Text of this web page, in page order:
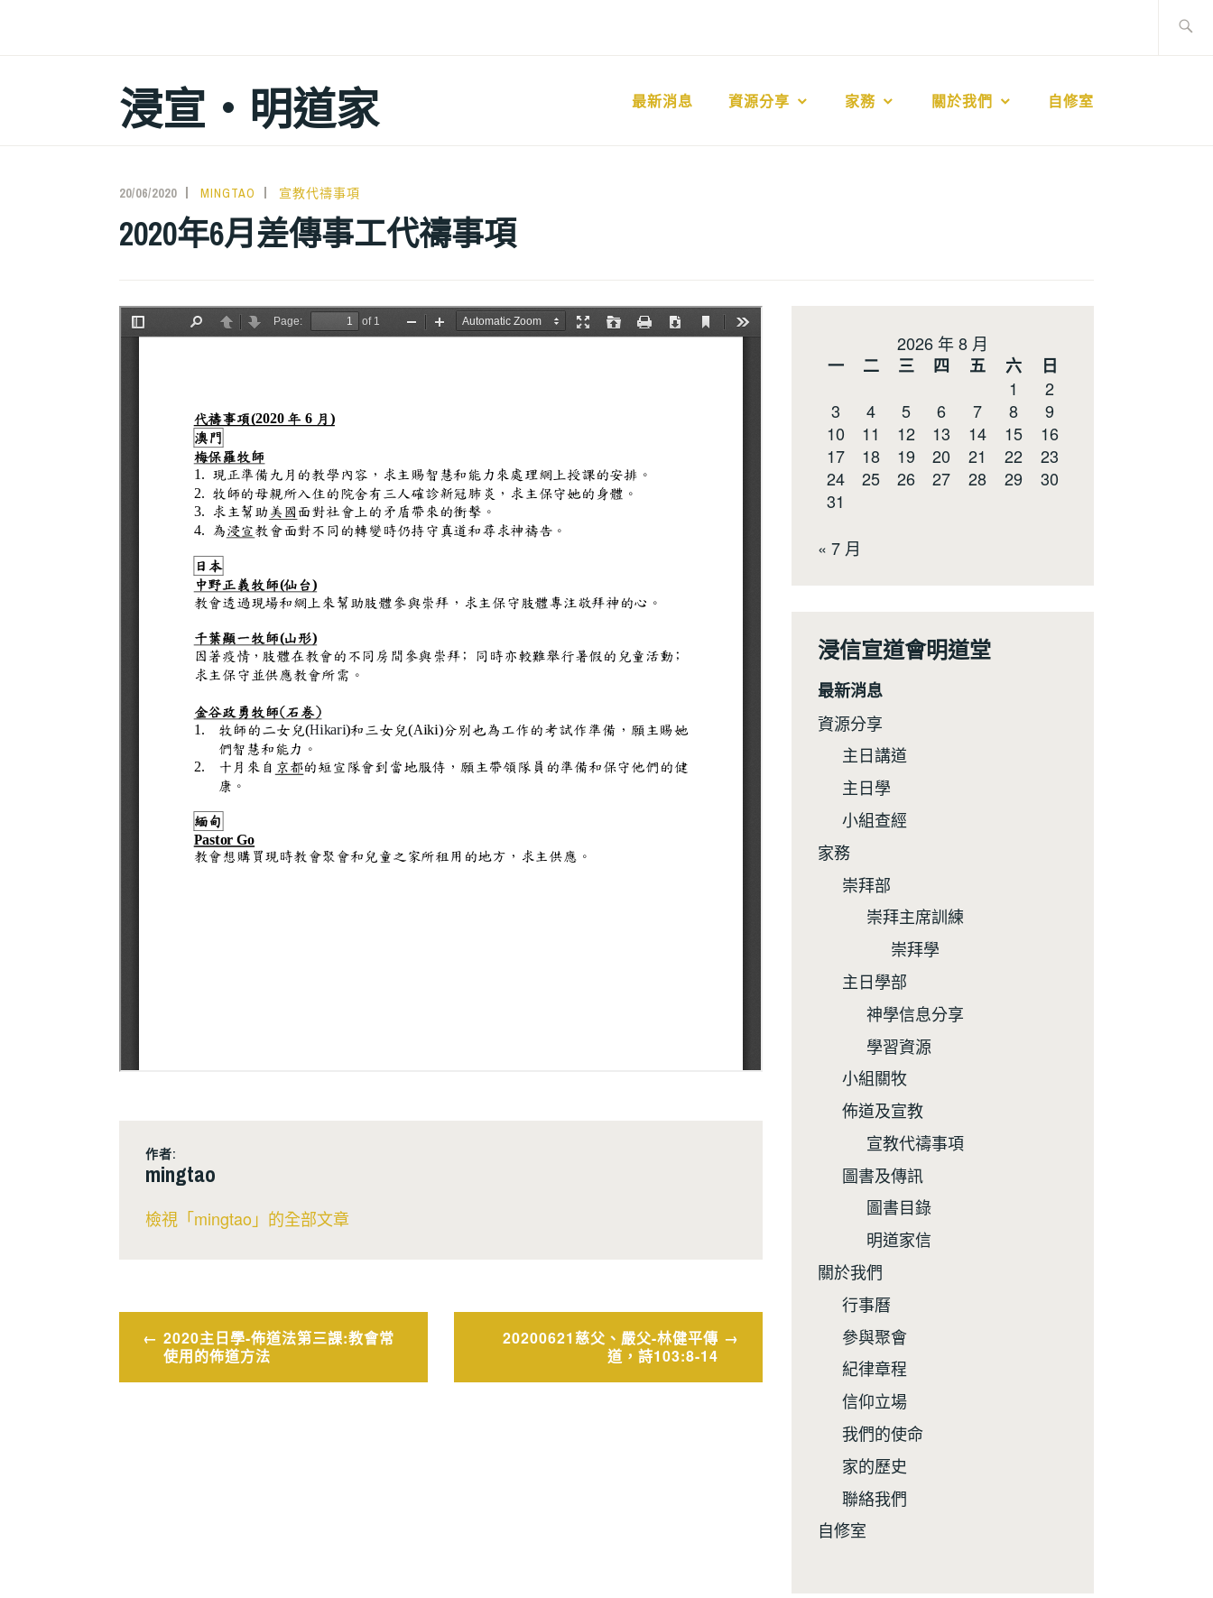
浸宣‧明道家 最新消息 資源分享 家務 關於我們 自修室
20/06/2020 MINGTAO 宣教代禱事項
2020年6月差傳事工代禱事項
作者:
mingtao
檢視「mingtao」的全部文章
文
章
2020主日學-佈道法第三課:教會常
使用的佈道方法
20200621慈父、嚴父-林健平傳
道，詩103:8-14
2026 年 8 月
一
二 三 四 五 六
日
1
2
3
4 5 6 7 8
9
10
11 12 13 14 15
16
17
18 19 20 21 22
23
24
25 26 27 28 29
30
31
« 7 月
浸信宣道會明道堂
最新消息
資源分享
主日講道
主日學
小組查經
家務
崇拜部
崇拜主席訓練
崇拜學
主日學部
神學信息分享
學習資源
小組關牧
佈道及宣教
宣教代禱事項
圖書及傳訊
圖書目錄
明道家信
關於我們
行事曆
參與聚會
紀律章程
信仰立場
我們的使命
家的歷史
聯絡我們
自修室